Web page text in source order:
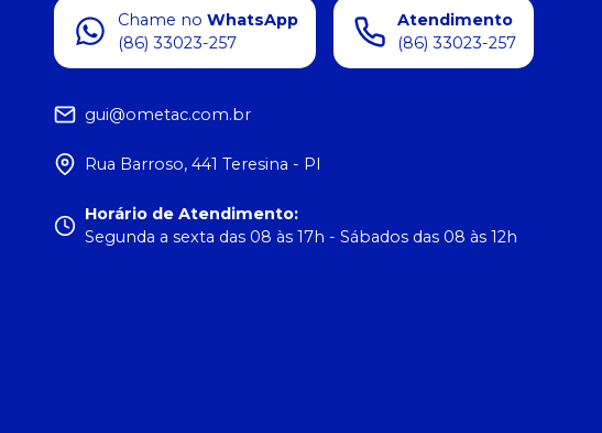
Chame no WhatsApp
(86) 33023-257
Atendimento
(86) 33023-257
gui@ometac.com.br
Rua Barroso, 441 Teresina - PI
Horário de Atendimento:
Segunda a sexta das 08 às 17h - Sábados das 08 às 12h